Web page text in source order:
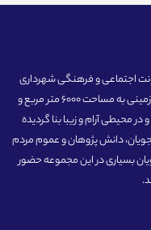
اجتماعی و فرهنگی شهرداری
منطقه یک تهران، در شمال تهران در سال 1379 در زمینی به مساحت 6000 متر مربع و
در دو طبقه و در محیطی آرام و زیبا بنا گردیده
دانش پژوهان و عموم مردم
بسیاری در این مجموعه حضور